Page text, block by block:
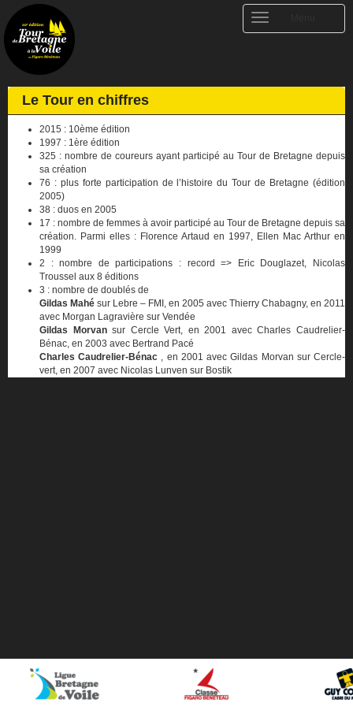
Toggle
navigation
Le Tour en chiffres
2015 : 10ème édition
1997 : 1ère édition
325 : nombre de coureurs ayant participé au Tour de Bretagne depuis
sa création
76 : plus forte participation de l’histoire du Tour de Bretagne (édition
2005)
38 : duos en 2005
17 : nombre de femmes à avoir participé au Tour de Bretagne depuis sa
création. Parmi elles : Florence Artaud en 1997, Ellen Mac Arthur en
1999
2 : nombre de participations : record => Eric Douglazet, Nicolas
Troussel aux 8 éditions
3 : nombre de doublés de
Gildas Mahé sur Lebre – FMI, en 2005 avec Thierry Chabagny, en 2011
avec Morgan Lagravière sur Vendée
Gildas Morvansur Cercle Vert, en 2001 avec Charles Caudrelier-
Bénac, en 2003 avec Bertrand Pacé
Charles Caudrelier-Bénac , en 2001 avec Gildas Morvan sur Cercle-
vert, en 2007 avec Nicolas Lunven sur Bostik